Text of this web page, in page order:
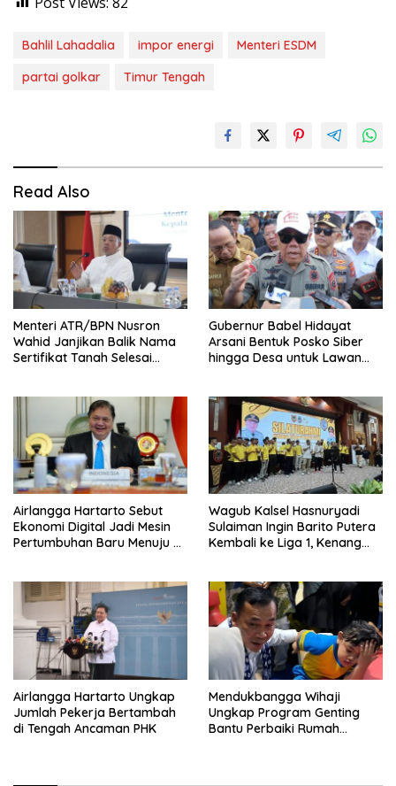
Bahlil Lahadalia impor energi
Menteri ESDM
partai golkar
Timur Tengah
Read Also
Menteri ATR/BPN Nusron
Wahid Janjikan Balik Nama
Sertifikat Tanah Selesai
Gubernur Babel Hidayat
Arsani Bentuk Posko Siber
hingga Desa untuk Lawan
Airlangga Hartarto Sebut
Ekonomi Digital Jadi Mesin
Pertumbuhan Baru Menuju 8
Wagub Kalsel Hasnuryadi
Sulaiman Ingin Barito Putera
Kembali ke Liga 1, Kenang
Airlangga Hartarto Ungkap
Jumlah Pekerja Bertambah
di Tengah Ancaman PHK
Mendukbangga Wihaji
Ungkap Program Genting
Bantu Perbaiki Rumah